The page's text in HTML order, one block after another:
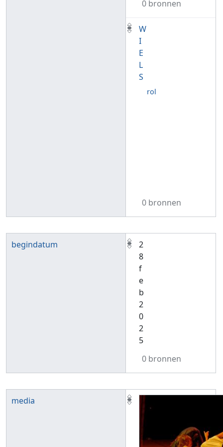
0 bronnen
W
I
E
L
S
rol
0 bronnen
begindatum
2
8
f
e
b
2
0
2
5
0 bronnen
media